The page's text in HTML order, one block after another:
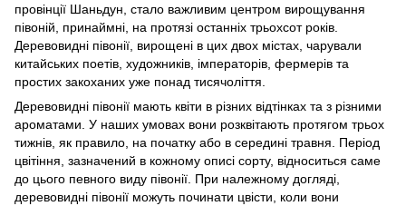
провінції Шаньдун, стало важливим центром вирощування
півоній, принаймні, на протязі останніх трьохсот років.
Деревовидні півонії, вирощені в цих двох містах, чарували
китайських поетів, художників, імператорів, фермерів та
простих закоханих уже понад тисячоліття.
Деревовидні півонії мають квіти в різних відтінках та з різними
ароматами. У наших умовах вони розквітають протягом трьох
тижнів, як правило, на початку або в середині травня. Період
цвітіння, зазначений в кожному описі сорту, відноситься саме
до цього певного виду півонії. При належному догляді,
деревовидні півонії можуть починати цвісти, коли вони